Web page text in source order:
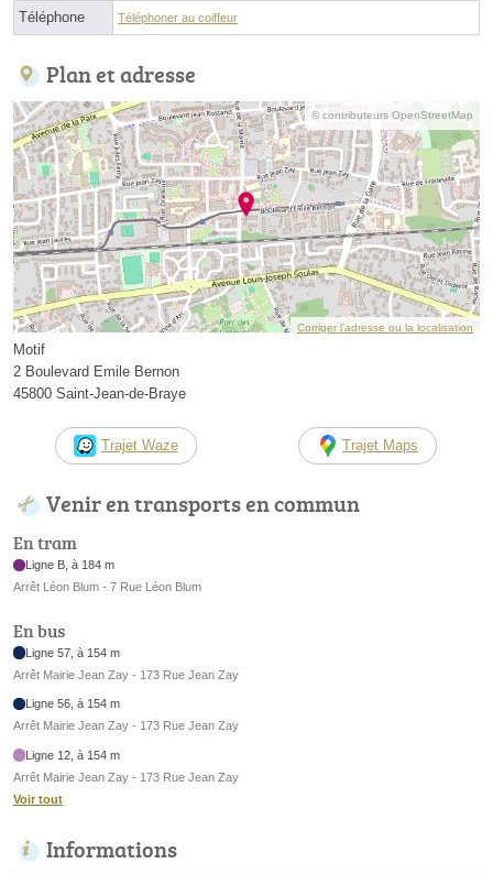
Téléphone Téléphoner au coiffeur
Plan et adresse
© contributeurs OpenStreetMap
Corriger l’adresse ou la localisation
Motif
2 Boulevard Emile Bernon
45800 Saint-Jean-de-Braye
Trajet Waze Trajet Maps
Venir en transports en commun
En tram
Ligne B, à 184 m
Arrêt Léon Blum - 7 Rue Léon Blum
En bus
Ligne 57, à 154 m
Arrêt Mairie Jean Zay - 173 Rue Jean Zay
Ligne 56, à 154 m
Arrêt Mairie Jean Zay - 173 Rue Jean Zay
Ligne 12, à 154 m
Arrêt Mairie Jean Zay - 173 Rue Jean Zay
Voir tout
Informations